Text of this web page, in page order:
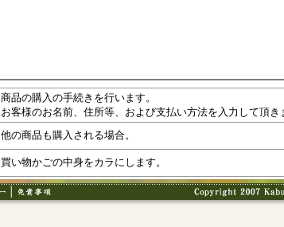
商品の購入の手続きを行います。
お客様のお名前、住所等、および支払い方法を入力して頂き
他の商品も購入される場合。
買い物かごの中身をカラにします。